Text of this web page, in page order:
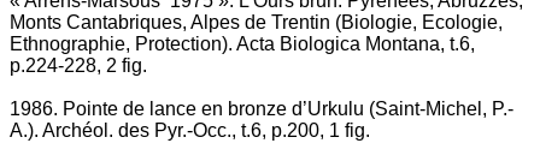
Monts Cantabriques, Alpes de Trentin (Biologie, Ecologie,
Ethnographie, Protection). Acta Biologica Montana, t.6,
p.224-228, 2 fig.
1986. Pointe de lance en bronze d’Urkulu (Saint-Michel, P.-
A.). Archéol. des Pyr.-Occ., t.6, p.200, 1 fig.